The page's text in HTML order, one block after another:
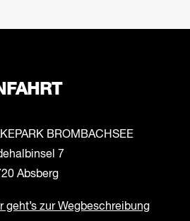
BROMBACHSEE
7
Absberg
geht’s zur Wegbeschreibung